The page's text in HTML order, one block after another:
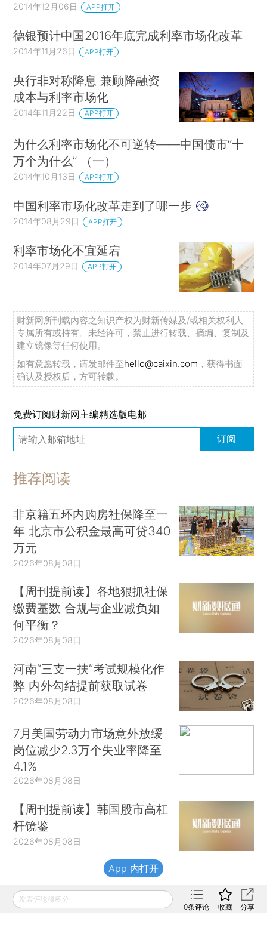
2014年12月06日 APP打开
德银预计中国2016年底完成利率市场化改革
2014年11月26日 APP打开
央行非对称降息 兼顾降融资
成本与利率市场化
2014年11月22日 APP打开
为什么利率市场化不可逆转——中国债市“十
万个为什么” （一）
2014年10月13日 APP打开
中国利率市场化改革走到了哪一步
2014年08月29日 APP打开
利率市场化不宜延宕
2014年07月29日 APP打开
财新网所刊载内容之知识产权为财新传媒及/或相关权利人
专属所有或持有。未经许可，禁止进行转载、摘编、复制及
建立镜像等任何使用。
如有意愿转载，请发邮件至hello@caixin.com ，获得书面
确认及授权后，方可转载。
免费订阅财新网主编精选版电邮
订阅
推荐阅读
非京籍五环内购房社保降至一
年 北京市公积金最高可贷340
万元
2026年08月08日
【周刊提前读】各地狠抓社保
缴费基数 合规与企业减负如
何平衡？
2026年08月08日
河南“三支一扶”考试规模化作
弊 内外勾结提前获取试卷
2026年08月08日
7月美国劳动力市场意外放缓
岗位减少2.3万个失业率降至
4.1%
2026年08月08日
【周刊提前读】韩国股市高杠
杆镜鉴
2026年08月08日
财新移动
发表评论得积分
0条评论 收藏 分享
App 内打开